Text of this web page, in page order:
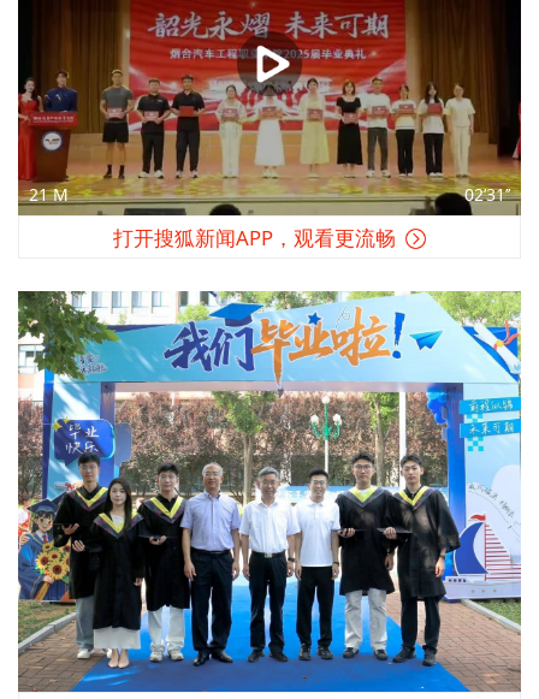
21 M 02’31’’
打开搜狐新闻APP，观看更流畅